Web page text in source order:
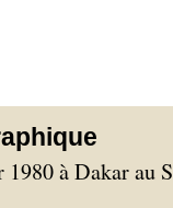
à Dakar au